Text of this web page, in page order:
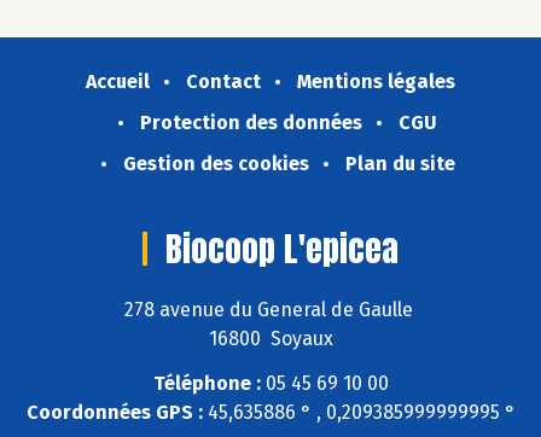
Accueil Contact
Mentions légales
Protection des données
CGU
Gestion des cookies
Plan du site
Biocoop L'epicea
278 avenue du General de Gaulle
16800 Soyaux
Téléphone :05 45 69 10 00
Coordonnées GPS :45,635886 ° , 0,209385999999995 °